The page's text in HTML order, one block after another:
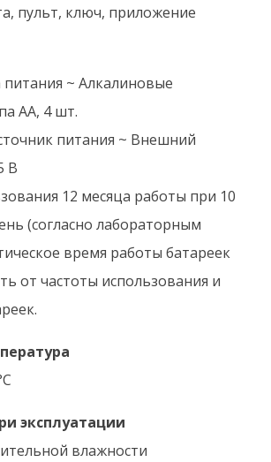
пульт, ключ, приложение
~ Алкалиновые
АА, 4 шт.
питания ~ Внешний
В
12 месяца работы при 10
(согласно лабораторным
время работы батареек
от частоты использования и
эксплуатации
влажности